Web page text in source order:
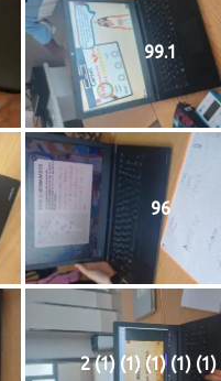
99.1
96
2 (1) (1) (1) (1) (1)